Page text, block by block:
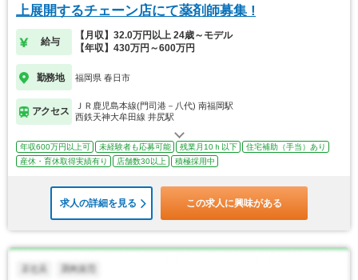
上展開するチェーン店にて薬剤師募集 !
給与
【月収】32.0万円以上 24歳～モデル
【年収】430万円～600万円
勤務地 福岡県 春日市
アクセス
ＪＲ鹿児島本線(門司港－八代) 南福岡駅
西鉄天神大牟田線 井尻駅
年収600万円以上可 未経験者も応募可能 残業月10ｈ以下
住宅補助（手当）あり
産休・育休取得実績有り
店舗数30以上 積極採用中
求人の詳細を見る この求人に興味がある